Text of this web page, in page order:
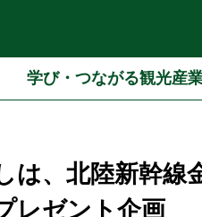
学び・つながる観光産
は、北陸新幹線
レゼント企画